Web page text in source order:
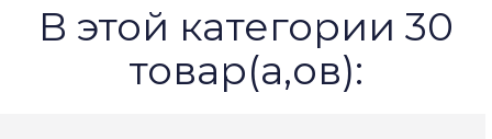
В этой категории 30
товар(а,ов):